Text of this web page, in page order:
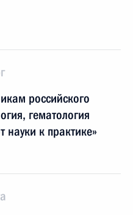
российского
гематология
науки к практике»